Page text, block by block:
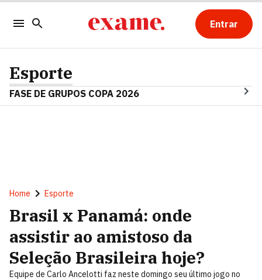
Entrar
Esporte
FASE DE GRUPOS COPA 2026
Home Esporte
Brasil x Panamá: onde
assistir ao amistoso da
Seleção Brasileira hoje?
Equipe de Carlo Ancelotti faz neste domingo seu último jogo no